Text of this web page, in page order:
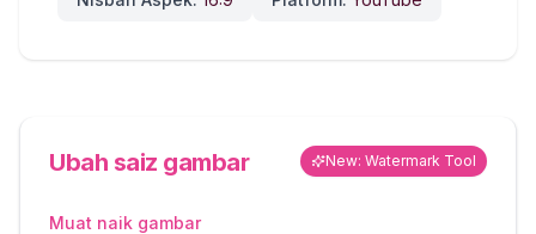
Ubah saiz gambar New: Watermark Tool
Muat naik gambar